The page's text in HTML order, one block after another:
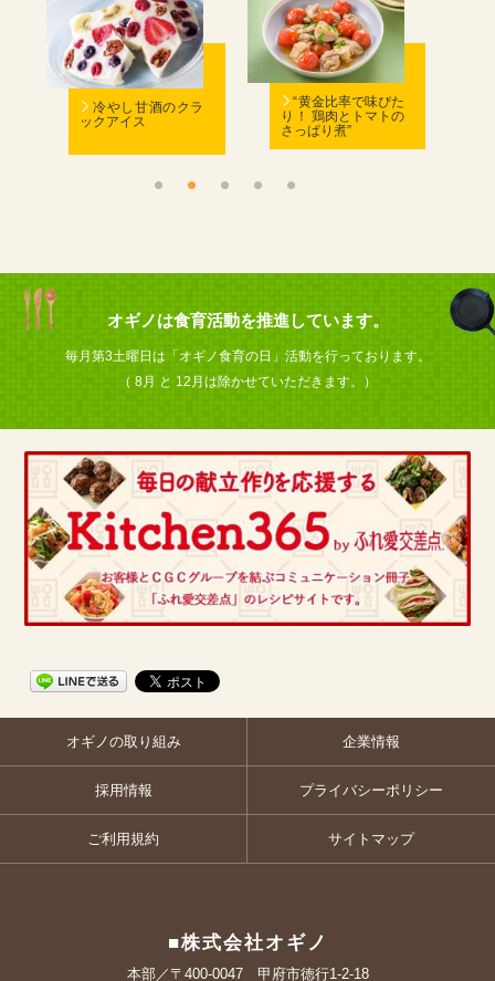
冷やし甘酒のクラ
ックアイス
“黄金比率で味ぴた
り！ 鶏肉とトマトの
さっぱり煮”
オギノは食育活動を推進しています。
毎月第3土曜日は「オギノ食育の日」活動を行っております。
（ 8月 と 12月は除かせていただきます。）
オギノの取り組み 企業情報
採用情報 プライバシーポリシー
ご利用規約 サイトマップ
■株式会社オギノ
本部／〒400-0047 甲府市徳行1-2-18